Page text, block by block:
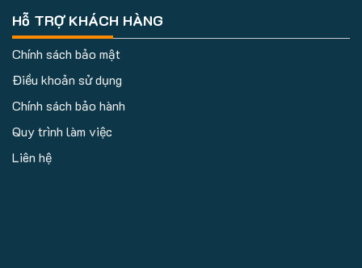
Hỗ TRỢ KHÁCH HÀNG
Chính sách bảo mật
Điều khoản sử dụng
Chính sách bảo hành
Quy trình làm việc
Liên hệ